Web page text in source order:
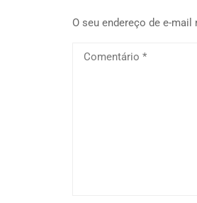
O seu endereço de e-